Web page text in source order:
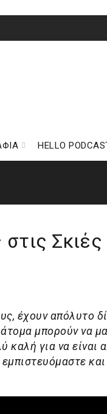
HELLO
έχουν απόλυτο
μπορούν να
για να είναι